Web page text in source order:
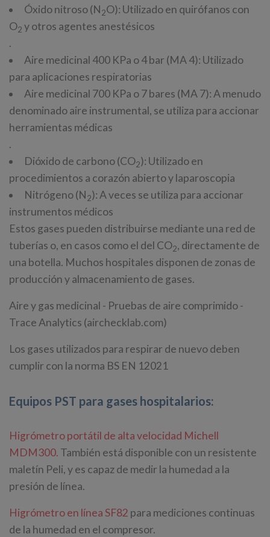
Óxido nitroso (N2O): Utilizado en quirófanos con
O2 y otros agentes anestésicos
.
Aire medicinal 400 KPa o 4 bar (MA 4): Utilizado
para aplicaciones respiratorias
Aire medicinal 700 KPa o 7 bares (MA 7): A menudo
denominado aire instrumental, se utiliza para accionar
herramientas médicas
.
Dióxido de carbono (CO2): Utilizado en
procedimientos a corazón abierto y laparoscopia
Nitrógeno (N2): A veces se utiliza para accionar
instrumentos médicos
Estos gases pueden distribuirse mediante una red de
tuberías o, en casos como el del CO2, directamente de
una botella. Muchos hospitales disponen de zonas de
producción y almacenamiento de gases.
Aire y gas medicinal - Pruebas de aire comprimido -
Trace Analytics (airchecklab.com)
Los gases utilizados para respirar de nuevo deben
cumplir con la norma BS EN 12021
Equipos PST para gases hospitalarios:
Higrómetro portátil de alta velocidad Michell
MDM300. También está disponible con un resistente
maletín Peli, y es capaz de medir la humedad a la
presión de línea.
Higrómetro en línea SF82 para mediciones continuas
de la humedad en el compresor.